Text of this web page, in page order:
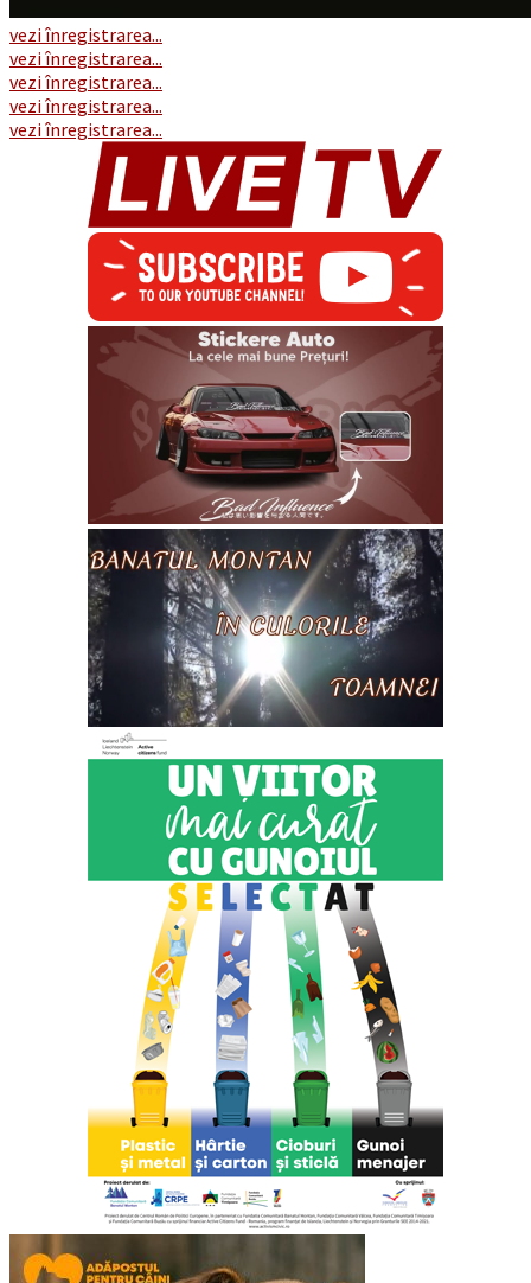
vezi înregistrarea...
vezi înregistrarea...
vezi înregistrarea...
vezi înregistrarea...
vezi înregistrarea...